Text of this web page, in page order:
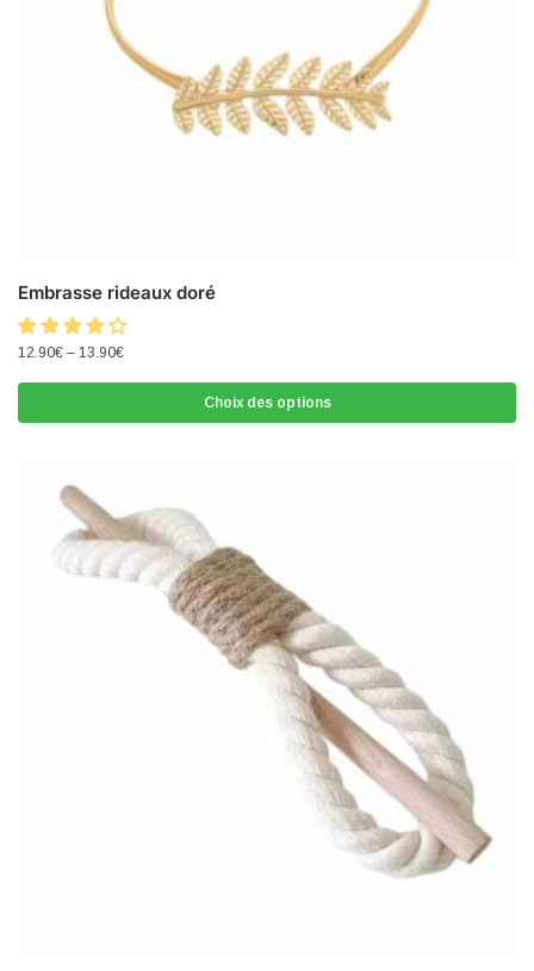
Embrasse rideaux doré
12.90€ – 13.90€
Choix des options